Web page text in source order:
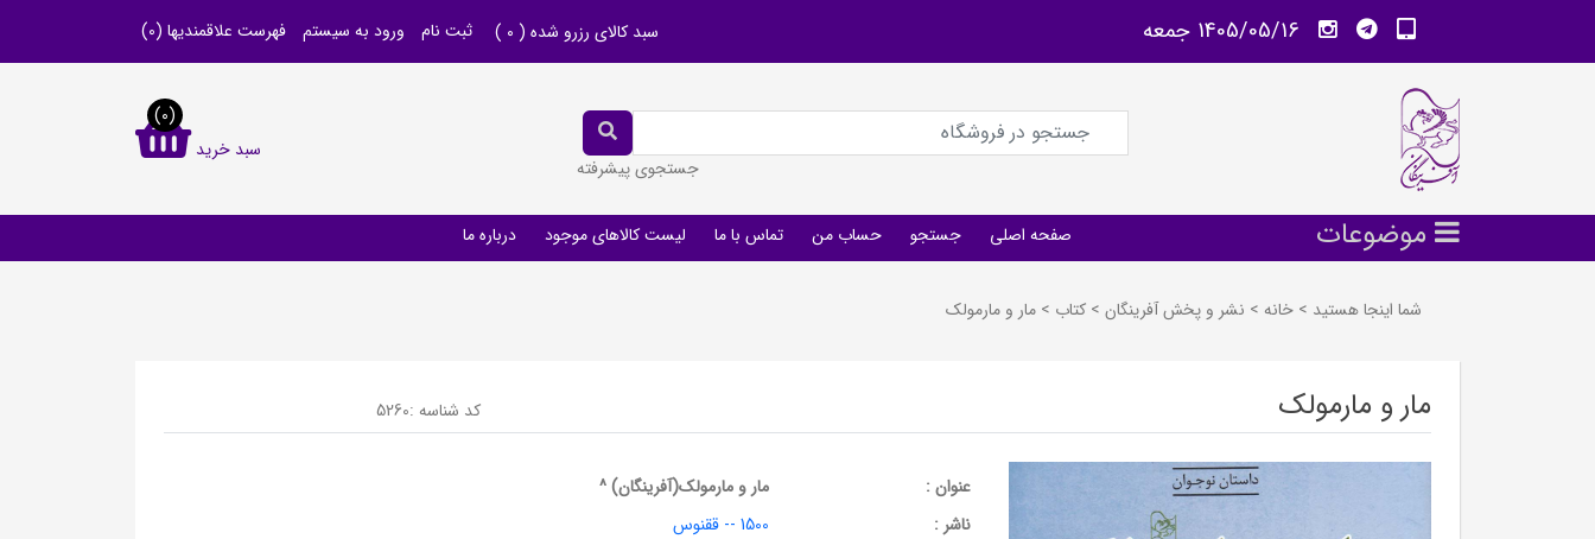
1405/05/16 جمعه سبد کالای رزرو شده ( 0
) ثبت نام ورود به سیستم فهرست علاقمندیها (0)
جستجوی پیشرفته
سبد خرید
(0)
موضوعات صفحه اصلی جستجو حساب من تماس با ما لیست کالاهای موجود درباره ما
شما اینجا هستید > خانه > نشر و پخش آفرينگان > كتاب > مار و مارمولک
مار و مارمولک کد شناسه :5260
عنوان :
مار و مارمولک(آفرینگان) ^
ناشر :
1500 -- ققنوس